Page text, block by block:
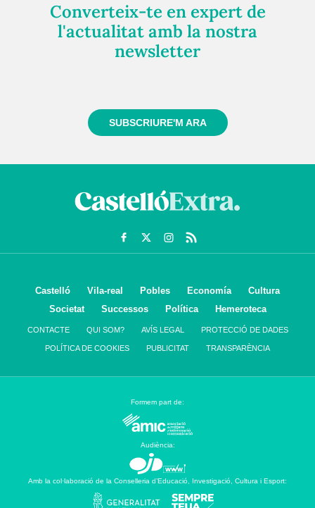
Converteix-te en expert de
l'actualitat amb la nostra
newsletter
SUBSCRIURE'M ARA
Castelló Vila-real Pobles Economía
Cultura
Societat
Successos Política Hemeroteca
CONTACTE QUI SOM? AVÍS LEGAL PROTECCIÓ DE DADES
POLÍTICA DE COOKIES PUBLICITAT TRANSPARÈNCIA
Formem part de:
Audiència:
Amb la col·laboració de la Conselleria d’Educació, Investigació, Cultura i Esport: